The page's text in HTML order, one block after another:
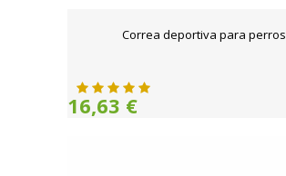
Correa deportiva para perros
16,63 €